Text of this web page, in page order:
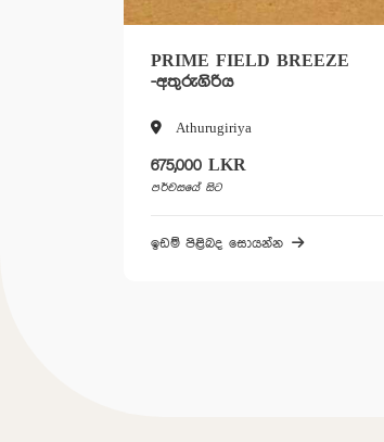
PRIME SUPERIOR -
PILIYANDALA
Piliyandala
1,850,000 LKR
ඉඩම් පිළිබද සොයන්න